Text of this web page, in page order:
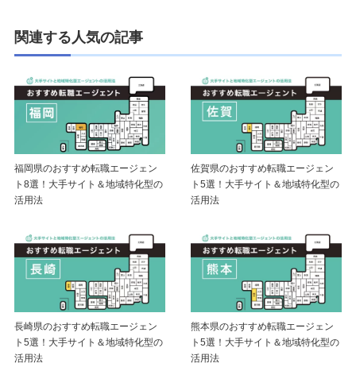
関連する人気の記事
福岡県のおすすめ転職エージェン
ト8選！大手サイト＆地域特化型の
活用法
佐賀県のおすすめ転職エージェン
ト5選！大手サイト＆地域特化型の
活用法
長崎県のおすすめ転職エージェン
ト5選！大手サイト＆地域特化型の
活用法
熊本県のおすすめ転職エージェン
ト5選！大手サイト＆地域特化型の
活用法